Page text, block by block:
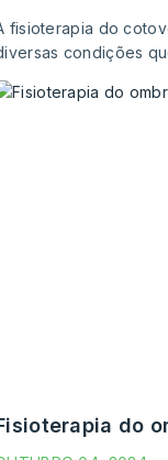
fisioterapia do
condições
fisioterapia do